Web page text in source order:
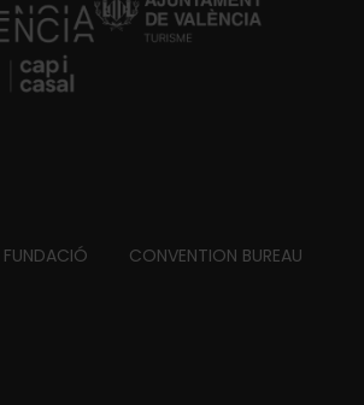
FUNDACIÓ
CONVENTION BUREAU